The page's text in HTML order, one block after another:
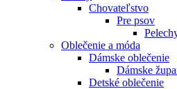
Chovateľstvo
Pre psov
Oblečenie a móda
Dámske oblečenie
Dámske
Detské oblečenie